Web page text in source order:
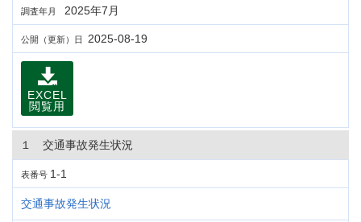
調査年月 2025年7月
公開（更新）日 2025-08-19
EXCEL
閲覧用
１ 交通事故発生状況
表番号 1-1
交通事故発生状況